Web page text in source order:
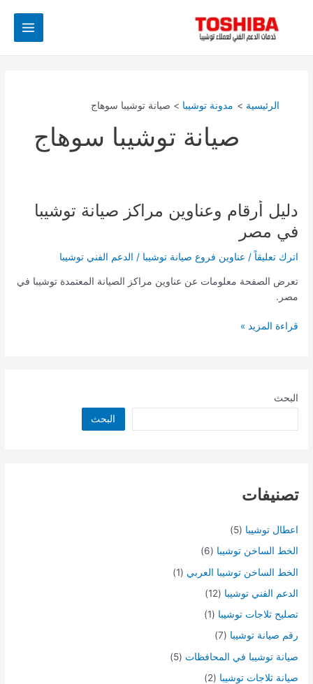
Main
الرئيسية مدونة توشيبا صيانة توشيبا سوهاج
صيانة توشيبا سوهاج
دليل أرقام وعناوين مراكز صيانة توشيبا
في مصر
اترك تعليقاً / عناوين فروع صيانة توشيبا / الدعم الفني توشيبا
تعرض الصفحة معلومات عن عناوين مراكز الصيانة المعتمدة توشيبا في
مصر.
دليل
أرقام
وعناوين
مراكز
توشيبا
في
قراءة المزيد »
البحث
البحث
تصنيفات
اعطال توشيبا (5)
الخط الساخن توشيبا (6)
الخط الساخن توشيبا العربي (1)
الدعم الفني توشيبا (12)
تصليح ثلاجات توشيبا (1)
رقم صيانة توشيبا (7)
صيانة توشيبا في المحافظات (5)
صيانة ثلاجات توشيبا (2)